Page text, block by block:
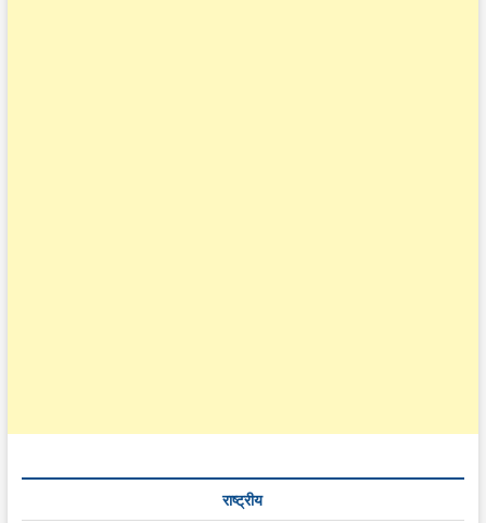
राष्ट्रीय